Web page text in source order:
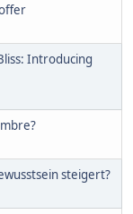
Introducing
steigert?